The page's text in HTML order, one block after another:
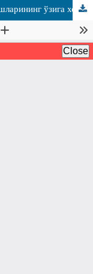
Мўътазилийлик оқими ақидавий қарашларининг ўзига хос хусусиятлари